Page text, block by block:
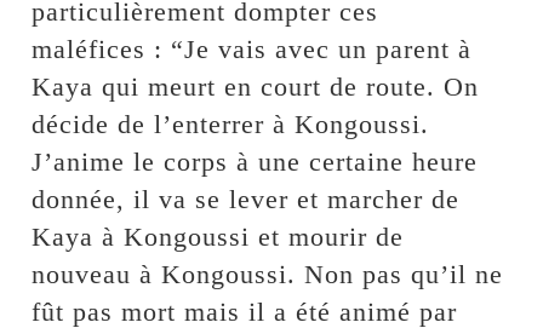
particulièrement dompter ces
maléfices : “Je vais avec un parent à
Kaya qui meurt en court de route. On
décide de l’enterrer à Kongoussi.
J’anime le corps à une certaine heure
donnée, il va se lever et marcher de
Kaya à Kongoussi et mourir de
nouveau à Kongoussi. Non pas qu’il ne
fût pas mort mais il a été animé par